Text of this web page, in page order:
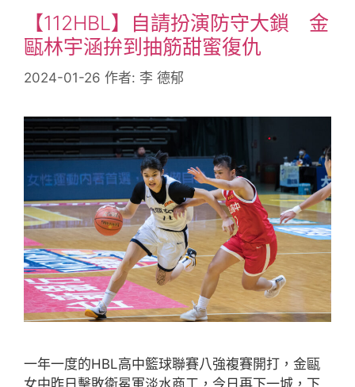
【112HBL】自請扮演防守大鎖 金
甌林宇涵拚到抽筋甜蜜復仇
2024-01-26 作者: 李 德郁
一年一度的HBL高中籃球聯賽八強複賽開打，金甌
女中昨日擊敗衛冕軍淡水商工，今日再下一城，下